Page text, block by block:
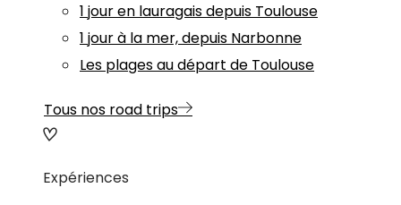
1 jour en lauragais depuis Toulouse
1 jour à la mer, depuis Narbonne
Les plages au départ de Toulouse
Tous nos road trips
Expériences